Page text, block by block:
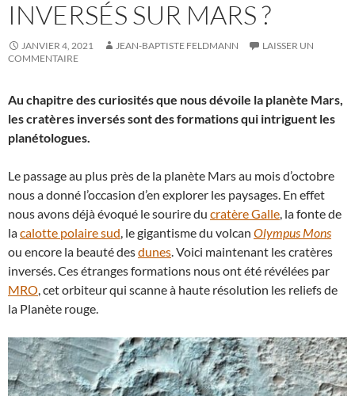
INVERSÉS SUR MARS ?
JANVIER 4, 2021 JEAN-BAPTISTE FELDMANN
LAISSER UN
COMMENTAIRE
Au chapitre des curiosités que nous dévoile la planète Mars,
les cratères inversés sont des formations qui intriguent les
planétologues.
Le passage au plus près de la planète Mars au mois d’octobre
nous a donné l’occasion d’en explorer les paysages. En effet
nous avons déjà évoqué le sourire du cratère Galle, la fonte de
lacalotte polaire sud, le gigantisme du volcan Olympus Mons
ou encore la beauté desdunes. Voici maintenant les cratères
inversés. Ces étranges formations nous ont été révélées par
MRO, cet orbiteur qui scanne à haute résolution les reliefs de
la Planète rouge.